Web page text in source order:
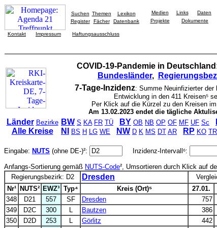
Suchen Themen
Lexikon
Register
Fächer Datenbank
Medien Links
Daten
Projekte
Dokumente
Kontakt Impressum Haftungsausschluss
COVID-19-Pandemie in
Bundesländer,
7-Tage-Inzidenz: Summe Neuinfizierter der
Entwicklung in den 411 Kreisen⁵
Per Klick auf die Kürzel zu den Kreisen
Am 13.02.2023 endet die tägliche
Länder Bezirke
Alle Kreise
BW S KA FR TÜ BY OB NB OP OF MF UF Sc
NI
BS H LG WE NW D K MS DT AR RP KO TR
Eingabe: NUTS (ohne DE-)²: Inzidenz-Intervall⁶:
Anfangs-Sortierung gemäß NUTS-Code², Umsortieren durch Klick auf
Regierungsbezirk: D2
Dresden
Nr¹
NUTS² EWZ³ Typ⁴ Kreis (Ort)⁵ 27.01.
348
D21 557 SF Dresden 757
349
D2C 300 L Bautzen 386
350
D2D 253 L Görlitz 442